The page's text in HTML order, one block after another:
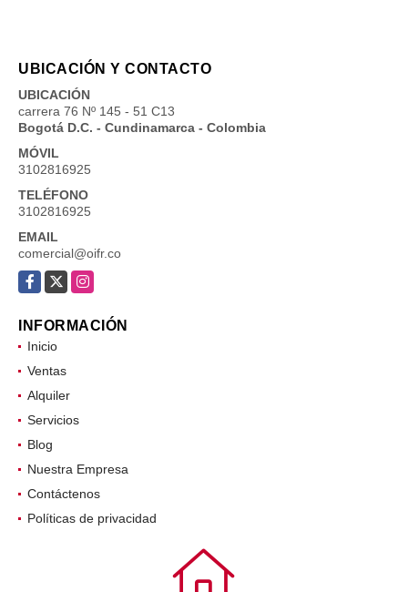
UBICACIÓN Y CONTACTO
UBICACIÓN
carrera 76 Nº 145 - 51 C13
Bogotá D.C. - Cundinamarca - Colombia
MÓVIL
3102816925
TELÉFONO
3102816925
EMAIL
comercial@oifr.co
Facebook
X Instagram
INFORMACIÓN
Inicio
Ventas
Alquiler
Servicios
Blog
Nuestra Empresa
Contáctenos
Políticas de privacidad